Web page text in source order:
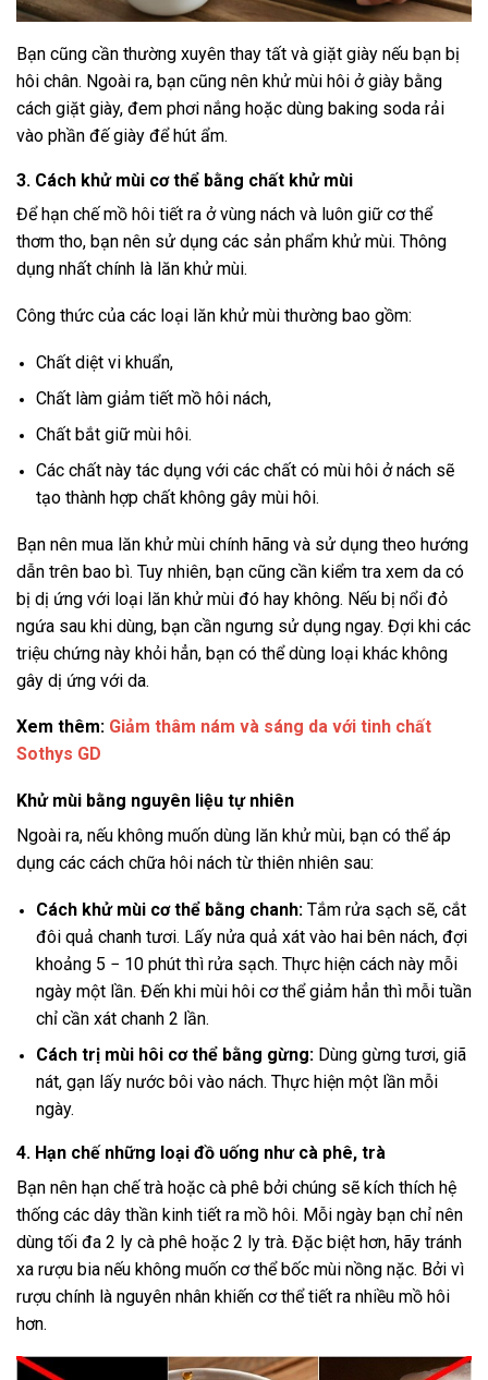
Bạn cũng cần thường xuyên thay tất và giặt giày nếu bạn bị
hôi chân. Ngoài ra, bạn cũng nên khử mùi hôi ở giày bằng
cách giặt giày, đem phơi nắng hoặc dùng baking soda rải
vào phần đế giày để hút ẩm.
3. Cách khử mùi cơ thể bằng chất khử mùi
Để hạn chế mồ hôi tiết ra ở vùng nách và luôn giữ cơ thể
thơm tho, bạn nên sử dụng các sản phẩm khử mùi. Thông
dụng nhất chính là lăn khử mùi.
Công thức của các loại lăn khử mùi thường bao gồm:
Chất diệt vi khuẩn,
Chất làm giảm tiết mồ hôi nách,
Chất bắt giữ mùi hôi.
Các chất này tác dụng với các chất có mùi hôi ở nách sẽ
tạo thành hợp chất không gây mùi hôi.
Bạn nên mua lăn khử mùi chính hãng và sử dụng theo hướng
dẫn trên bao bì. Tuy nhiên, bạn cũng cần kiểm tra xem da có
bị dị ứng với loại lăn khử mùi đó hay không. Nếu bị nổi đỏ
ngứa sau khi dùng, bạn cần ngưng sử dụng ngay. Đợi khi các
triệu chứng này khỏi hẳn, bạn có thể dùng loại khác không
gây dị ứng với da.
Xem thêm: Giảm thâm nám và sáng da với tinh chất
Sothys GD
Khử mùi bằng nguyên liệu tự nhiên
Ngoài ra, nếu không muốn dùng lăn khử mùi, bạn có thể áp
dụng các cách chữa hôi nách từ thiên nhiên sau:
Cách khử mùi cơ thể bằng chanh:Tắm rửa sạch sẽ, cắt
đôi quả chanh tươi. Lấy nửa quả xát vào hai bên nách, đợi
khoảng 5 − 10 phút thì rửa sạch. Thực hiện cách này mỗi
ngày một lần. Đến khi mùi hôi cơ thể giảm hẳn thì mỗi tuần
chỉ cần xát chanh 2 lần.
Cách trị mùi hôi cơ thể bằng gừng:Dùng gừng tươi, giã
nát, gạn lấy nước bôi vào nách. Thực hiện một lần mỗi
ngày.
4. Hạn chế những loại đồ uống như cà phê, trà
Bạn nên hạn chế trà hoặc cà phê bởi chúng sẽ kích thích hệ
thống các dây thần kinh tiết ra mồ hôi. Mỗi ngày bạn chỉ nên
dùng tối đa 2 ly cà phê hoặc 2 ly trà. Đặc biệt hơn, hãy tránh
xa rượu bia nếu không muốn cơ thể bốc mùi nồng nặc. Bởi vì
rượu chính là nguyên nhân khiến cơ thể tiết ra nhiều mồ hôi
hơn.